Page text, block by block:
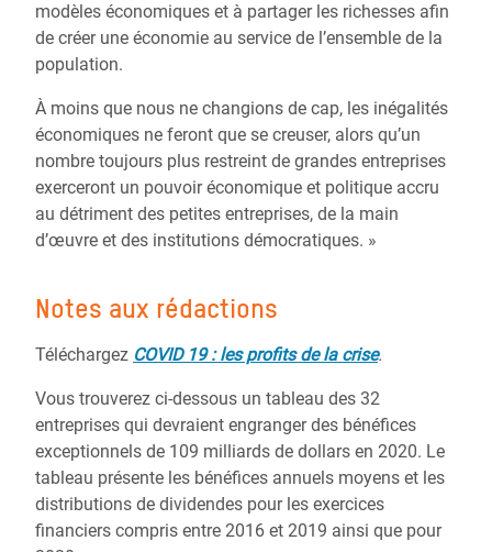
modèles économiques et à partager les richesses afin
de créer une économie au service de l’ensemble de la
population.
À moins que nous ne changions de cap, les inégalités
économiques ne feront que se creuser, alors qu’un
nombre toujours plus restreint de grandes entreprises
exerceront un pouvoir économique et politique accru
au détriment des petites entreprises, de la main
d’œuvre et des institutions démocratiques. »
Notes aux rédactions
Téléchargez COVID 19 : les profits de la crise.
Vous trouverez ci-dessous un tableau des 32
entreprises qui devraient engranger des bénéfices
exceptionnels de 109 milliards de dollars en 2020. Le
tableau présente les bénéfices annuels moyens et les
distributions de dividendes pour les exercices
financiers compris entre 2016 et 2019 ainsi que pour